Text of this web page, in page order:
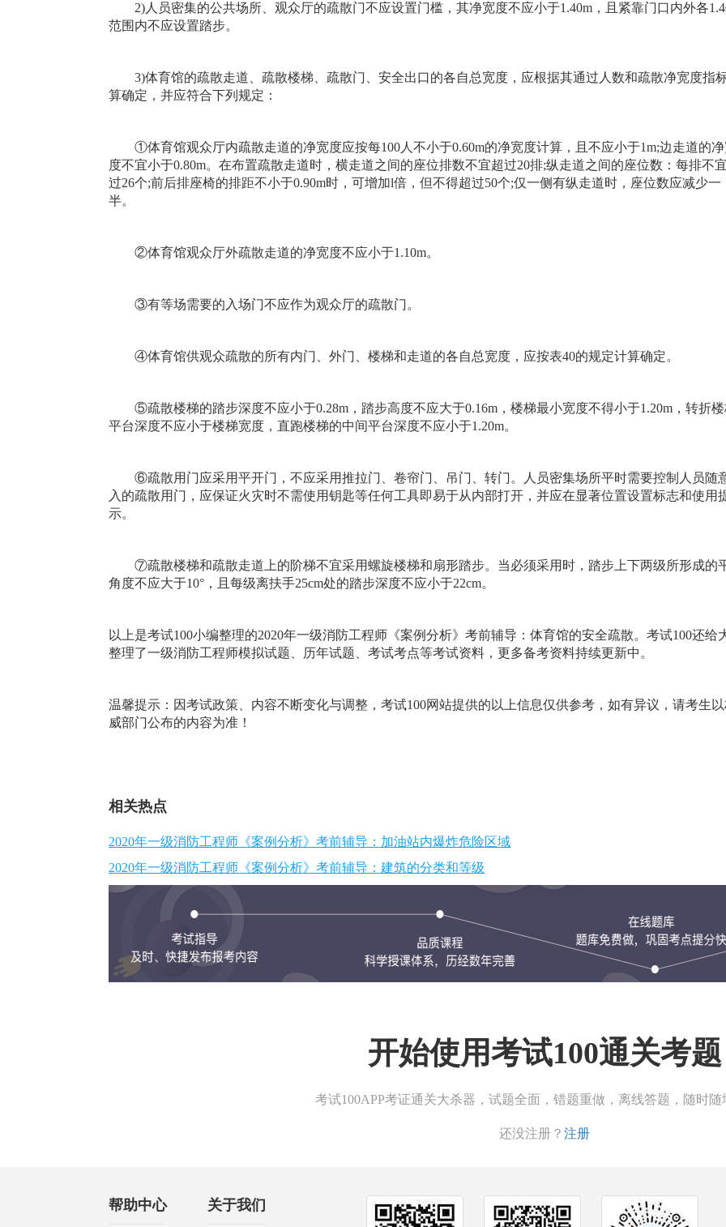
2)人员密集的公共场所、观众厅的疏散门不应设置门槛，其净宽度不应小于1.40m，且紧靠门口内外各
范围内不应设置踏步。
3)体育馆的疏散走道、疏散楼梯、疏散门、安全出口的各自总宽度，应根据其通过人数和疏散净宽度指
算确定，并应符合下列规定：
①体育馆观众厅内疏散走道的净宽度应按每100人不小于0.60m的净宽度计算，且不应小于1m;边走道的
度不宜小于0.80m。在布置疏散走道时，横走道之间的座位排数不宜超过20排;纵走道之间的座位数：每排不
过26个;前后排座椅的排距不小于0.90m时，可增加l倍，但不得超过50个;仅一侧有纵走道时，座位数应减少一
半。
②体育馆观众厅外疏散走道的净宽度不应小于1.10m。
③有等场需要的入场门不应作为观众厅的疏散门。
④体育馆供观众疏散的所有内门、外门、楼梯和走道的各自总宽度，应按表40的规定计算确定。
⑤疏散楼梯的踏步深度不应小于0.28m，踏步高度不应大于0.16m，楼梯最小宽度不得小于1.20m，转折楼
平台深度不应小于楼梯宽度，直跑楼梯的中间平台深度不应小于1.20m。
⑥疏散用门应采用平开门，不应采用推拉门、卷帘门、吊门、转门。人员密集场所平时需要控制人员随
入的疏散用门，应保证火灾时不需使用钥匙等任何工具即易于从内部打开，并应在显著位置设置标志和使用
示。
⑦疏散楼梯和疏散走道上的阶梯不宜采用螺旋楼梯和扇形踏步。当必须采用时，踏步上下两级所形成的
角度不应大于10°，且每级离扶手25cm处的踏步深度不应小于22cm。
以上是考试100小编整理的2020年一级消防工程师《案例分析》考前辅导：体育馆的安全疏散。考试100还给
整理了一级消防工程师模拟试题、历年试题、考试考点等考试资料，更多备考资料持续更新中。
温馨提示：因考试政策、内容不断变化与调整，考试100网站提供的以上信息仅供参考，如有异议，请考生以
威部门公布的内容为准！
相关热点
2020年一级消防工程师《案例分析》考前辅导：加油站内爆炸危险区域
2020年一级消防工程师《案例分析》考前辅导：建筑的分类和等级
开始使用考试100通关考题
考试100APP考证通关大杀器，试题全面，错题重做，离线答题，随时随
还没注册？ 注册
帮助中心 关于我们